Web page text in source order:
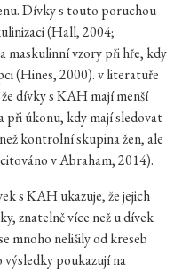
Dívky s touto poruchou
(Hall, 2004;
maskulinní vzory při hře, kdy
(Hines, 2000). v literatuře
dívky s KAH mají menší
při úkonu, kdy mají sledovat
kontrolní skupina žen, ale
v Abraham, 2014).
s KAH ukazuje, že jejich
znatelně více než u dívek
mnoho nelišily od kreseb
poukazují na